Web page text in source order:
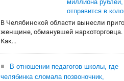
миллиона рублей,
отправится в
В Челябинской области вынесли
женщине, обманувшей наркоторговца.
Как...
В отношении педагогов школы, где
челябинка сломала позвоночник,